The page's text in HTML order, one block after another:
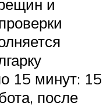
и
15 минут: 15
после